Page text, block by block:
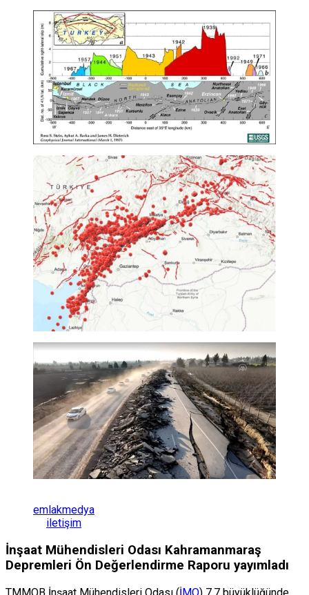
emlakmedya
iletişim
İnşaat Mühendisleri Odası Kahramanmaraş
Depremleri Ön Değerlendirme Raporu yayımladı
TMMOB İnşaat Mühendisleri Odası (İMO) 7,7 büyüklüğünde